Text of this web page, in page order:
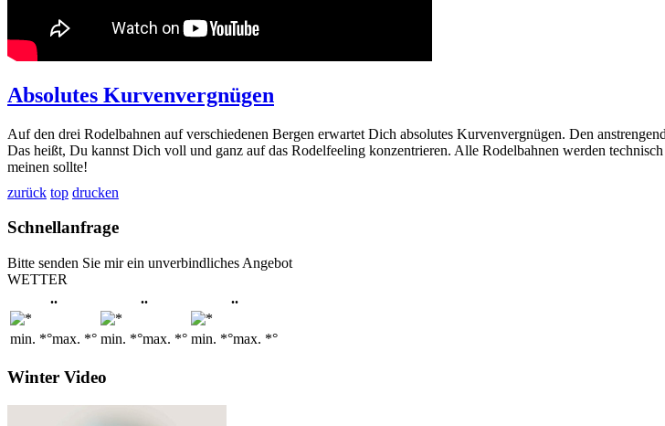
Absolutes Kurvenvergnügen
Auf den drei Rodelbahnen auf verschiedenen Bergen erwartet Dich absolutes Kurvenvergnügen. Den
Das heißt, Du kannst Dich voll und ganz auf das Rodelfeeling konzentrieren. Alle Rodelbahnen werden
meinen sollte!
zurück top drucken
Schnellanfrage
Bitte senden Sie mir ein unverbindliches Angebot
WETTER
..
.. ..
min. *°max. *° min. *°max. *° min. *°max. *°
Winter Video